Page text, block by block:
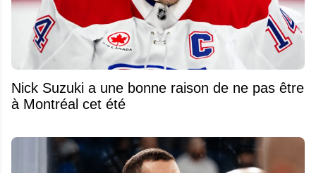
Nick Suzuki a une bonne raison de ne pas être
à Montréal cet été